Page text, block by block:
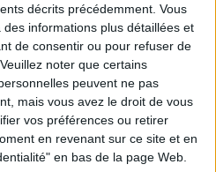
décrits précédemment. Vous
informations plus détaillées et
de consentir ou pour refuser de
Veuillez noter que certains
peuvent ne pas
mais vous avez le droit de vous
vos préférences ou retirer
en revenant sur ce site et en
en bas de la page Web.
par des féculents ?
du 05/08/2026